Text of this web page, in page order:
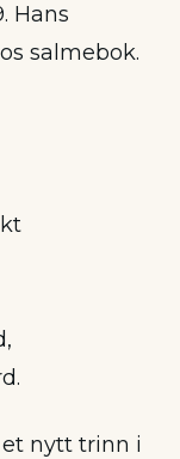
Hans
salmebok.
nytt trinn i